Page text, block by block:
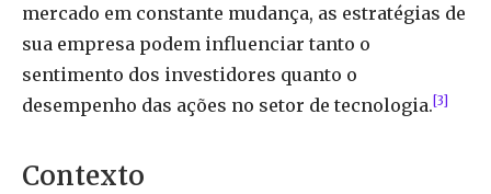
mercado em constante mudança, as estratégias de
sua empresa podem influenciar tanto o
sentimento dos investidores quanto o
desempenho das ações no setor de tecnologia. [3]
Contexto